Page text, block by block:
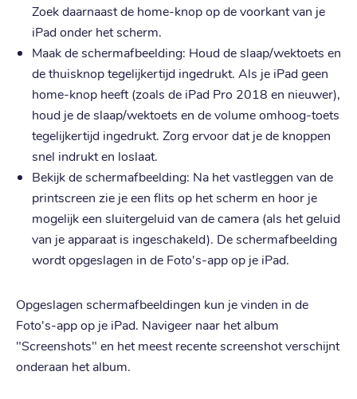
Zoek daarnaast de home-knop op de voorkant van je
iPad onder het scherm.
Maak de schermafbeelding: Houd de slaap/wektoets en
de thuisknop tegelijkertijd ingedrukt. Als je iPad geen
home-knop heeft (zoals de iPad Pro 2018 en nieuwer),
houd je de slaap/wektoets en de volume omhoog-toets
tegelijkertijd ingedrukt. Zorg ervoor dat je de knoppen
snel indrukt en loslaat.
Bekijk de schermafbeelding: Na het vastleggen van de
printscreen zie je een flits op het scherm en hoor je
mogelijk een sluitergeluid van de camera (als het geluid
van je apparaat is ingeschakeld). De schermafbeelding
wordt opgeslagen in de Foto's-app op je iPad.
Opgeslagen schermafbeeldingen kun je vinden in de
Foto's-app op je iPad. Navigeer naar het album
"Screenshots" en het meest recente screenshot verschijnt
onderaan het album.